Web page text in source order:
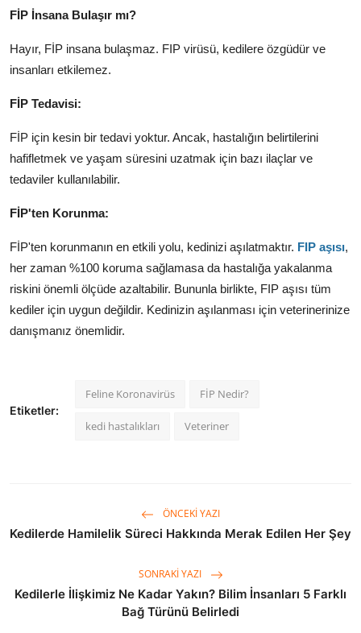
FİP İnsana Bulaşır mı?
Hayır, FİP insana bulaşmaz. FIP virüsü, kedilere özgüdür ve
insanları etkilemez.
FİP Tedavisi:
FİP için kesin bir tedavi yoktur. Ancak, hastalığın belirtilerini
hafifletmek ve yaşam süresini uzatmak için bazı ilaçlar ve
tedaviler kullanılabilir.
FİP'ten Korunma:
FİP'ten korunmanın en etkili yolu, kedinizi aşılatmaktır. FIP aşısı,
her zaman %100 koruma sağlamasa da hastalığa yakalanma
riskini önemli ölçüde azaltabilir. Bununla birlikte, FIP aşısı tüm
kediler için uygun değildir. Kedinizin aşılanması için veterinerinize
danışmanız önemlidir.
Etiketler:
Feline Koronavirüs FİP Nedir?
kedi hastalıkları Veteriner
ÖNCEKI YAZI
Kedilerde Hamilelik Süreci Hakkında Merak Edilen Her Şey
SONRAKI YAZI
Kedilerle İlişkimiz Ne Kadar Yakın? Bilim İnsanları 5 Farklı
Bağ Türünü Belirledi